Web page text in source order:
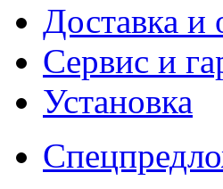
Доставка и
Сервис и
Установка